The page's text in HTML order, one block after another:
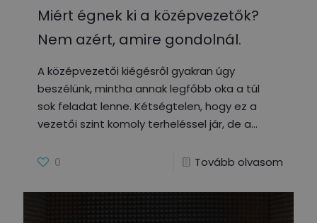
Miért égnek ki a középvezetők?
Nem azért, amire gondolnál.
A középvezetői kiégésről gyakran úgy
beszélünk, mintha annak legfőbb oka a túl
sok feladat lenne. Kétségtelen, hogy ez a
vezetői szint komoly terheléssel jár, de a
0 Tovább olvasom